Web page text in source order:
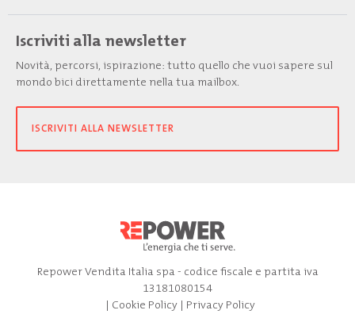
Iscriviti alla newsletter
Novità, percorsi, ispirazione: tutto quello che vuoi sapere sul
mondo bici direttamente nella tua mailbox.
ISCRIVITI ALLA NEWSLETTER
Repower Vendita Italia spa - codice fiscale e partita iva
13181080154
| Cookie Policy| Privacy Policy